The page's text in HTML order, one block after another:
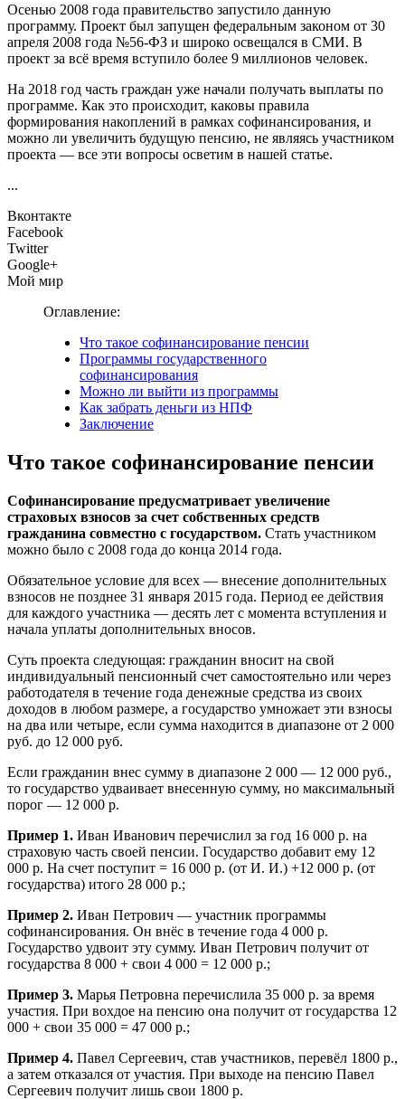
Осенью 2008 года правительство запустило данную
программу. Проект был запущен федеральным законом от 30
апреля 2008 года №56-ФЗ и широко освещался в СМИ. В
проект за всё время вступило более 9 миллионов человек.
На 2018 год часть граждан уже начали получать выплаты по
программе. Как это происходит, каковы правила
формирования накоплений в рамках софинансирования, и
можно ли увеличить будущую пенсию, не являясь участником
проекта — все эти вопросы осветим в нашей статье.
...
Вконтакте
Facebook
Twitter
Google+
Мой мир
Оглавление:
Что такое софинансирование пенсии
Программы государственного
софинансирования
Можно ли выйти из программы
Как забрать деньги из НПФ
Заключение
Что такое софинансирование пенсии
Софинансирование предусматривает увеличение
страховых взносов за счет собственных средств
гражданина совместно с государством. Стать участником
можно было с 2008 года до конца 2014 года.
Обязательное условие для всех — внесение дополнительных
взносов не позднее 31 января 2015 года. Период ее действия
для каждого участника — десять лет с момента вступления и
начала уплаты дополнительных вносов.
Суть проекта следующая: гражданин вносит на свой
индивидуальный пенсионный счет самостоятельно или через
работодателя в течение года денежные средства из своих
доходов в любом размере, а государство умножает эти взносы
на два или четыре, если сумма находится в диапазоне от 2 000
руб. до 12 000 руб.
Если гражданин внес сумму в диапазоне 2 000 — 12 000 руб.,
то государство удваивает внесенную сумму, но максимальный
порог — 12 000 р.
Пример 1. Иван Иванович перечислил за год 16 000 р. на
страховую часть своей пенсии. Государство добавит ему 12
000 р. На счет поступит = 16 000 р. (от И. И.) +12 000 р. (от
государства) итого 28 000 р.;
Пример 2. Иван Петрович — участник программы
софинансирования. Он внёс в течение года 4 000 р.
Государство удвоит эту сумму. Иван Петрович получит от
государства 8 000 + свои 4 000 = 12 000 р.;
Пример 3. Марья Петровна перечислила 35 000 р. за время
участия. При вохдое на пенсию она получит от государства 12
000 + свои 35 000 = 47 000 р.;
Пример 4. Павел Сергеевич, став участников, перевёл 1800 р.,
а затем отказался от участия. При выходе на пенсию Павел
Сергеевич получит лишь свои 1800 р.